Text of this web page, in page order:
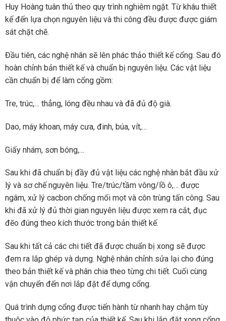
Huy Hoàng tuân thủ theo quy trình nghiêm ngặt. Từ khâu thiết
kế đến lựa chọn nguyên liệu và thi công đều được được giám
sát chặt chẽ.
Đầu tiên, các nghệ nhân sẽ lên phác thảo thiết kế cổng. Sau đó
hoàn chỉnh bản thiết kế và chuẩn bị nguyên liệu. Các vật liệu
cần chuẩn bị để làm cổng gồm:
Tre, trúc,… thẳng, lóng đều nhau và đã đủ độ già.
Dao, máy khoan, máy cưa, đinh, búa, vít,…
Giấy nhám, sơn bóng,…
Sau khi đã chuẩn bị đầy đủ vật liệu các nghệ nhân bắt đầu xử
lý và sơ chế nguyên liệu. Tre/trúc/tầm vông/lồ ô,… được
ngâm, xử lý cacbon chống mối mọt và côn trùng tấn công. Sau
khi đã xử lý đủ thời gian nguyên liệu được xem ra cắt, đục
đẽo đúng theo kích thước trong bản thiết kế.
Sau khi tất cả các chi tiết đã được chuẩn bị xong sẽ được
đem ra lắp ghép và dựng. Nghệ nhân chỉnh sửa lại cho đúng
theo bản thiết kế và phân chia theo từng chi tiết. Cuối cùng
vận chuyển đến nơi lắp đặt để dựng cổng.
Quá trình dựng cổng được tiến hành từ nhanh hay chậm tùy